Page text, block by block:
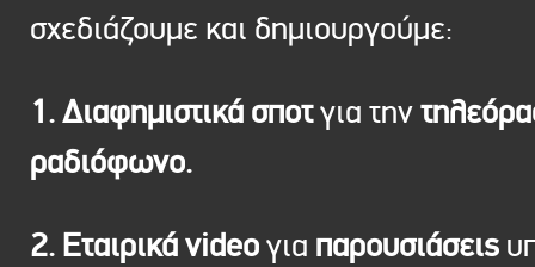
σχεδιάζουμε και δημιουργούμε:
1. Διαφημιστικά σποτγια την
ραδιόφωνο.
2. Εταιρικά videoγια παρουσιάσεις